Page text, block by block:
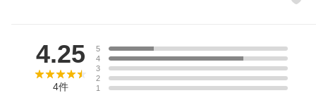
4.25
4件
5
4
3
2
1